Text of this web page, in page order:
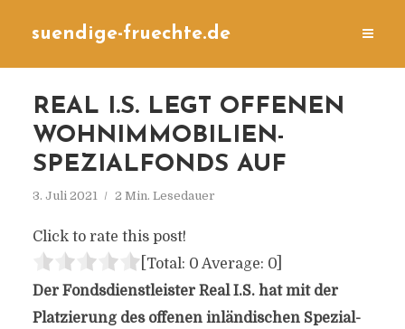
suendige-fruechte.de
REAL I.S. LEGT OFFENEN
WOHNIMMOBILIEN-
SPEZIALFONDS AUF
3. Juli 2021 2 Min. Lesedauer
Click to rate this post!
[Total: 0 Average: 0]
Der Fondsdienstleister Real I.S. hat mit der
Platzierung des offenen inländischen Spezial-